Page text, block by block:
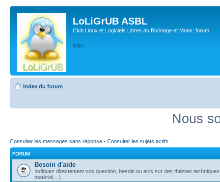
LoLiGrUB ASBL
Club Linux et Logiciels Libres du Borinage et Mons: forum
WIKI
Index du forum
Nous
Consulter les messages sans réponse • Consulter les sujets actifs
FORUM
Besoin d'aide
Indiquez directement vos question, besoin ou avis sur des thèmes
matériel,...)